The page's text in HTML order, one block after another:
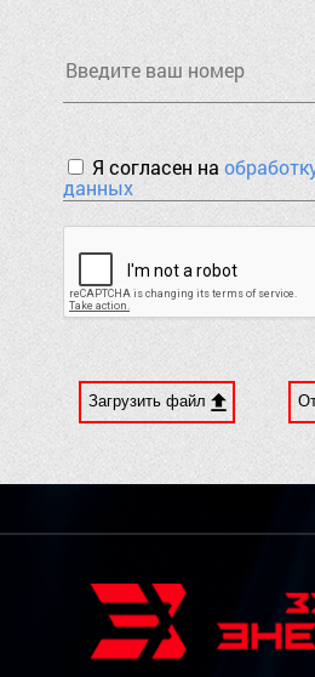
Я согласен на
данных
Загрузить файл